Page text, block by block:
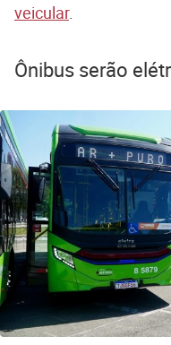
veicular.
Ônibus serão